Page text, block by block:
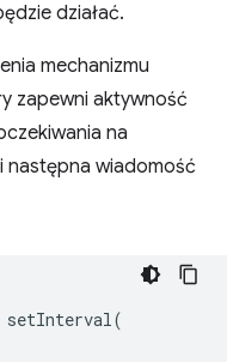
działać.
mechanizmu
zapewni aktywność
na
następna wiadomość
setInterval(